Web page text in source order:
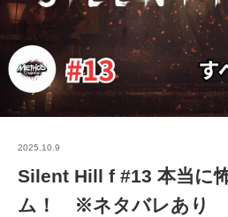
2025.10.9
Silent Hill f #13 本当に
ム！ ※ネタバレあり